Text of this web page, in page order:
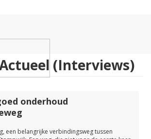
(Interviews)
onderhoud
een belangrijke verbindingsweg tussen